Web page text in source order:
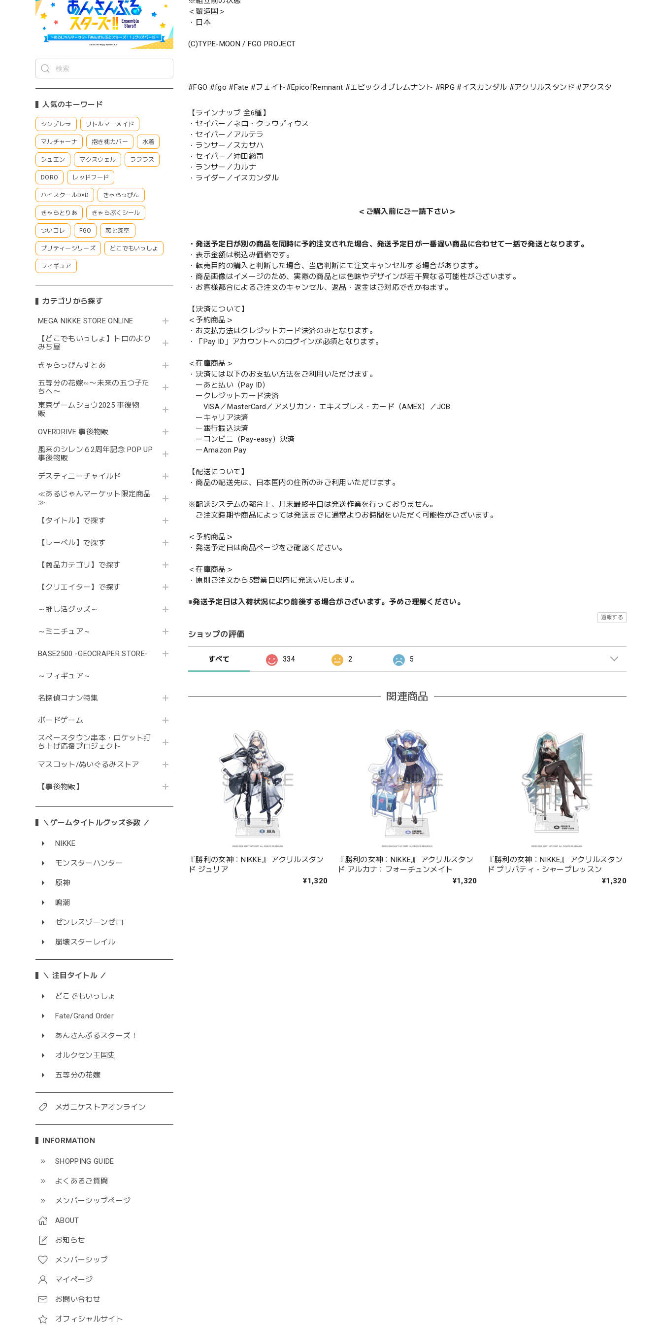
人気のキーワード
シンデレラ リトルマーメイド
マルチャーナ 抱き枕カバー 水着
シュエン マクスウェル ラプラス
DORO レッドフード
ハイスクールD×D きゃらっぴん
きゃらとりあ きゃらぷくシール
ついコレ FGO 恋と深空
プリティーシリーズ どこでもいっしょ
フィギュア
カテゴリから探す
MEGA NIKKE STORE ONLINE
【どこでもいっしょ】トロのより
みち屋
きゃらっぴんすとあ
五等分の花嫁∽〜未来の五つ子た
ちへ〜
東京ゲームショウ2025 事後物
販
OVERDRIVE 事後物販
風来のシレン６2周年記念 POP UP
事後物販
デスティニーチャイルド
≪あるじゃんマーケット限定商品
≫
【タイトル】で探す
【レーベル】で探す
【商品カテゴリ】で探す
【クリエイター】で探す
～推し活グッズ～
～ミニチュア～
BASE2500 -GEOCRAPER STORE-
～フィギュア～
名探偵コナン特集
ボードゲーム
スペースタウン串本・ロケット打
ち上げ応援プロジェクト
マスコット/ぬいぐるみストア
【事後物販】
＼ゲームタイトルグッズ多数 ／
NIKKE
モンスターハンター
原神
鳴潮
ゼンレスゾーンゼロ
崩壊スターレイル
＼ 注目タイトル ／
どこでもいっしょ
Fate/Grand Order
あんさんぶるスターズ！
オルクセン王国史
五等分の花嫁
メガニケストアオンライン
INFORMATION
SHOPPING GUIDE
よくあるご質問
メンバーシップページ
ABOUT
お知らせ
メンバーシップ
マイページ
お問い合わせ
オフィシャルサイト
＜製造国＞
・日本
(C)TYPE-MOON / FGO PROJECT
#FGO #fgo #Fate #フェイト#EpicofRemnant #エピックオブレムナント #RPG #イスカンダル #アクリルスタンド #アクスタ
【ラインナップ 全6種】
・セイバー／ネロ・クラウディウス
・セイバー／アルテラ
・ランサー／スカサハ
・セイバー／沖田総司
・ランサー／カルナ
・ライダー／イスカンダル
＜ご購入前にご一読下さい＞
・発送予定日が別の商品を同時に予約注文された場合、発送予定日が一番遅い商品に合わせて一括で発送となります。
・表示金額は税込み価格です。
・転売目的の購入と判断した場合、当店判断にて注文キャンセルする場合があります。
・商品画像はイメージのため、実際の商品とは色味やデザインが若干異なる可能性がございます。
・お客様都合によるご注文のキャンセル、返品・返金はご対応できかねます。
【決済について】
＜予約商品＞
・お支払方法はクレジットカード決済のみとなります。
・「Pay ID」アカウントへのログインが必須となります。
＜在庫商品＞
・決済には以下のお支払い方法をご利用いただけます。
ーあと払い（Pay ID）
ークレジットカード決済
VISA／MasterCard／アメリカン・エキスプレス・カード（AMEX）／JCB
ーキャリア決済
ー銀行振込決済
ーコンビニ（Pay-easy）決済
ーAmazon Pay
【配送について】
・商品の配送先は、日本国内の住所のみご利用いただけます。
※配送システムの都合上、月末最終平日は発送作業を行っておりません。
ご注文時期や商品によっては発送までに通常よりお時間をいただく可能性がございます。
＜予約商品＞
・発送予定日は商品ページをご確認ください。
＜在庫商品＞
・原則ご注文から5営業日以内に発送いたします。
※発送予定日は入荷状況により前後する場合がございます。予めご理解ください。
通報する
ショップの評価
すべて 334 2 5
関連商品
『勝利の女神：NIKKE』 アクリルスタン
ド ジュリア
¥1,320
『勝利の女神：NIKKE』 アクリルスタン
ド アルカナ：フォーチュンメイト
¥1,320
『勝利の女神：NIKKE』 アクリルスタン
ド プリバティ - シャープレッスン
¥1,320